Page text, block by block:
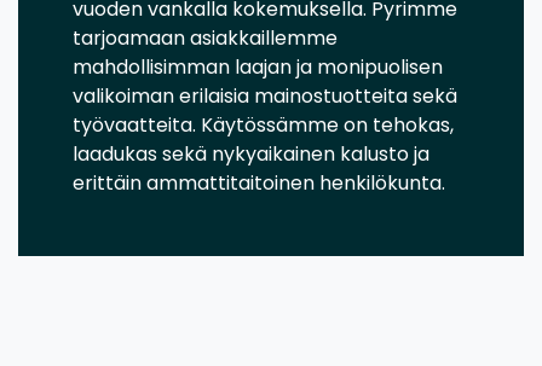
vuoden vankalla kokemuksella. Pyrimme
tarjoamaan asiakkaillemme
mahdollisimman laajan ja monipuolisen
valikoiman erilaisia mainostuotteita sekä
työvaatteita. Käytössämme on tehokas,
laadukas sekä nykyaikainen kalusto ja
erittäin ammattitaitoinen henkilökunta.